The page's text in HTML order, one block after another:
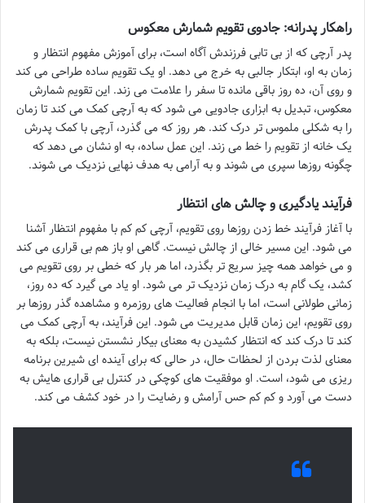
راهکار پدرانه: جادوی تقویم شمارش معکوس
پدر آرچی که از بی تابی فرزندش آگاه است، برای آموزش مفهوم انتظار و
زمان به او، ابتکار جالبی به خرج می دهد. او یک تقویم ساده طراحی می کند
و روی آن، ده روز باقی مانده تا سفر را علامت می زند. این تقویم شمارش
معکوس، تبدیل به ابزاری جادویی می شود که به آرچی کمک می کند تا زمان
را به شکلی ملموس تر درک کند. هر روز که می گذرد، آرچی با کمک پدرش
یک خانه از تقویم را خط می زند. این عمل ساده، به او نشان می دهد که
چگونه روزها سپری می شوند و به آرامی به هدف نهایی نزدیک می شوند.
فرآیند یادگیری و چالش های انتظار
با آغاز فرآیند خط زدن روزها روی تقویم، آرچی کم کم با مفهوم انتظار آشنا
می شود. این مسیر خالی از چالش نیست. گاهی او باز هم بی قراری می کند
و می خواهد همه چیز سریع تر بگذرد، اما هر بار که خطی بر روی تقویم می
کشد، یک گام به درک زمان نزدیک تر می شود. او یاد می گیرد که ده روز،
زمانی طولانی است، اما با انجام فعالیت های روزمره و مشاهده گذر روزها بر
روی تقویم، این زمان قابل مدیریت می شود. این فرآیند، به آرچی کمک می
کند تا درک کند که انتظار کشیدن به معنای بیکار نشستن نیست، بلکه به
معنای لذت بردن از لحظات حال، در حالی که برای آینده ای شیرین برنامه
ریزی می شود، است. او موفقیت های کوچکی در کنترل بی قراری هایش به
دست می آورد و کم کم حس آرامش و رضایت را در خود کشف می کند.